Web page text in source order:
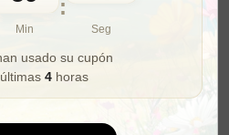
Min
:
Seg
usado su cupón
4horas